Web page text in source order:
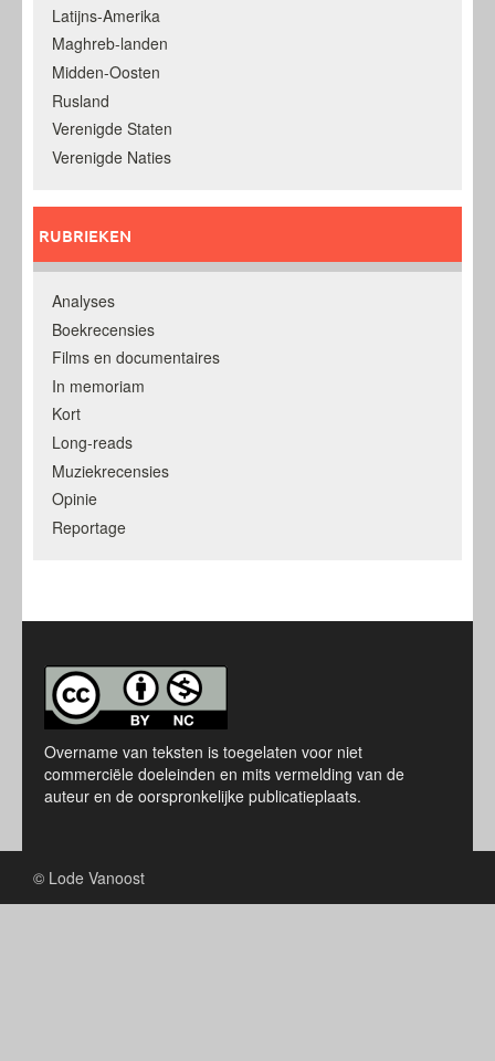
Latijns-Amerika
Maghreb-landen
Midden-Oosten
Rusland
Verenigde Staten
Verenigde Naties
RUBRIEKEN
Analyses
Boekrecensies
Films en documentaires
In memoriam
Kort
Long-reads
Muziekrecensies
Opinie
Reportage
Overname van teksten is toegelaten voor niet
commerciële doeleinden en mits vermelding van de
auteur en de oorspronkelijke publicatieplaats.
© Lode Vanoost